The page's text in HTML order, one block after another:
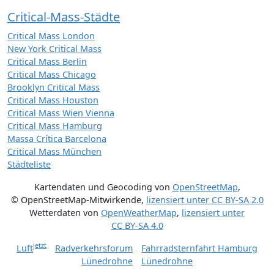
Critical-Mass-Städte
Critical Mass London
New York Critical Mass
Critical Mass Berlin
Critical Mass Chicago
Brooklyn Critical Mass
Critical Mass Houston
Critical Mass Wien Vienna
Critical Mass Hamburg
Massa Crítica Barcelona
Critical Mass München
Städteliste
Kartendaten und Geocoding von OpenStreetMap,
© OpenStreetMap-Mitwirkende, lizensiert unter CC BY-SA 2.0
Wetterdaten von OpenWeatherMap, lizensiert unter
CC BY-SA 4.0
Luftjetzt Radverkehrsforum
Fahrradsternfahrt Hamburg
Lünedrohne
Lünedrohne